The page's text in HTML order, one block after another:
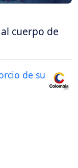
cuerpo de